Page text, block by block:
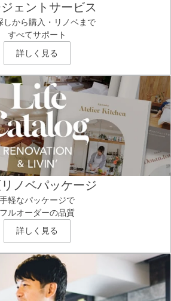
ェントサービス
しから購入・リノベまで
すべてサポート
詳しく見る
ノベパッケージ
手軽なパッケージで
フルオーダーの品質
詳しく見る